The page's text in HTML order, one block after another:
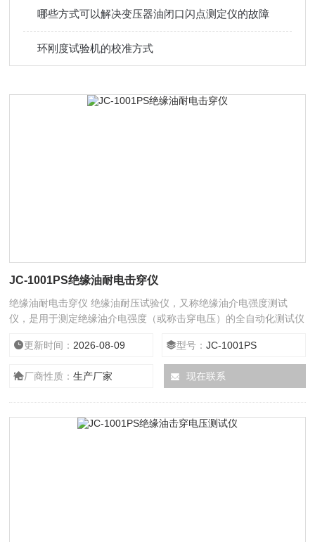
哪些方式可以解决变压器油闭口闪点测定仪的故障
环刚度试验机的校准方式
JC-1001PS绝缘油耐电击穿仪
绝缘油耐电击穿仪 绝缘油耐压试验仪，又称绝缘油介电强度测试
仪，是用于测定绝缘油介电强度（或称击穿电压）的全自动化测试仪
507-86，电力行业标准DL/T 846.7-2004、DL429.9-91及国际标准
IEC 60156（或IEC 156）《绝缘油介电强度测定法》的要求
更新时间： 2026-08-09 型号：JC-1001PS
厂商性质：生产厂家 现在联系